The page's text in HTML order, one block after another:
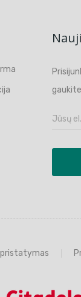
pristatymas